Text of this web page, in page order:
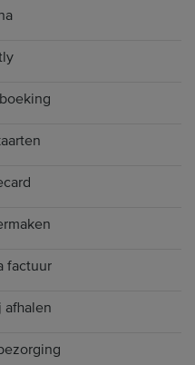
factuur
afhalen